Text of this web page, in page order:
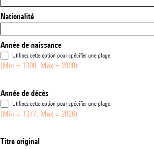
Nationalité
Année de naissance
Utilisez cette option pour spécifier une plage
(Min = 1300, Max = 2000)
Année de décès
Utilisez cette option pour spécifier une plage
(Min = 1377, Max = 2026)
Titre original